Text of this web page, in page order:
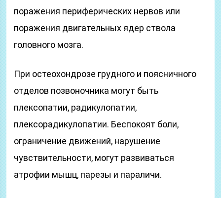
поражения периферических нервов или
поражения двигательных ядер ствола
головного мозга.
При остеохондрозе грудного и поясничного
отделов позвоночника могут быть
плексопатии, радикулопатии,
плексорадикулопатии. Беспокоят боли,
ограничение движений, нарушение
чувствительности, могут развиваться
атрофии мышц, парезы и параличи.